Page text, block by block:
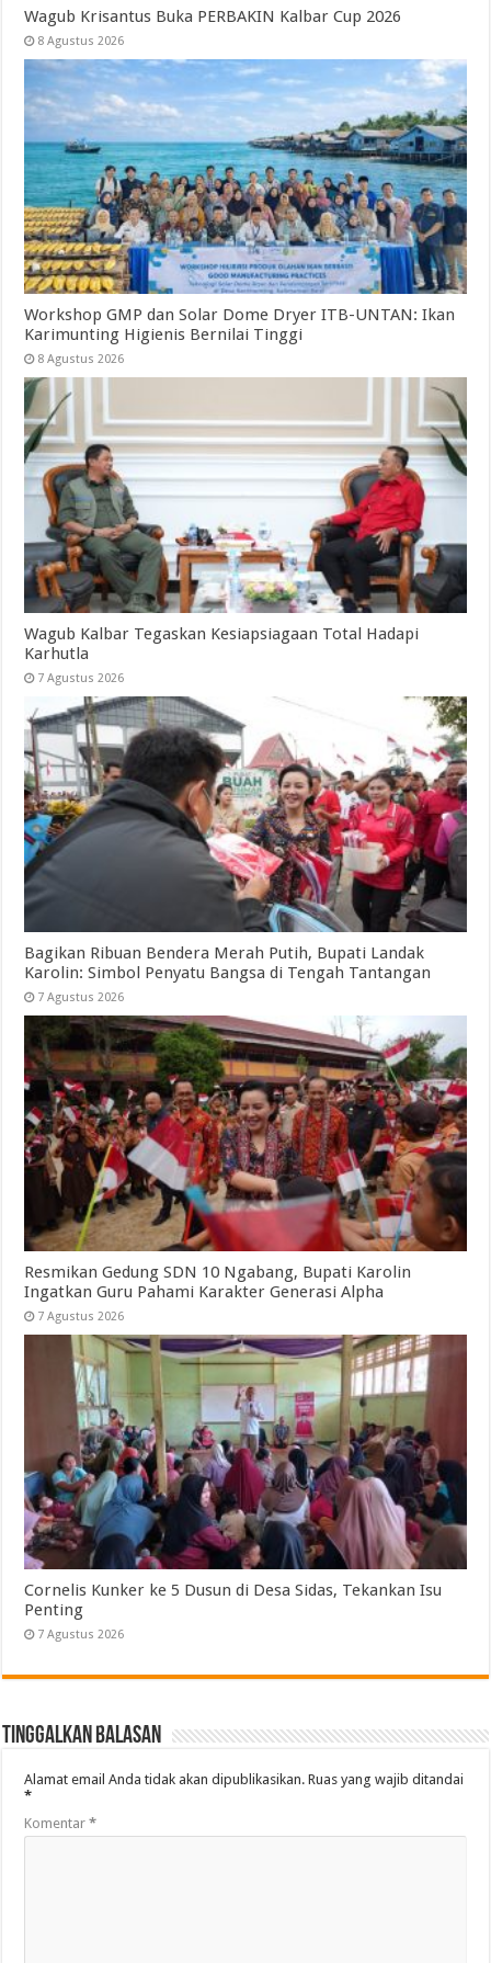
Wagub Krisantus Buka PERBAKIN Kalbar Cup 2026
8 Agustus 2026
Workshop GMP dan Solar Dome Dryer ITB-UNTAN: Ikan
Karimunting Higienis Bernilai Tinggi
8 Agustus 2026
Wagub Kalbar Tegaskan Kesiapsiagaan Total Hadapi
Karhutla
7 Agustus 2026
Bagikan Ribuan Bendera Merah Putih, Bupati Landak
Karolin: Simbol Penyatu Bangsa di Tengah Tantangan
7 Agustus 2026
Resmikan Gedung SDN 10 Ngabang, Bupati Karolin
Ingatkan Guru Pahami Karakter Generasi Alpha
7 Agustus 2026
Cornelis Kunker ke 5 Dusun di Desa Sidas, Tekankan Isu
Penting
7 Agustus 2026
Tinggalkan Balasan
Alamat email Anda tidak akan dipublikasikan. Ruas yang wajib ditandai
*
Komentar*